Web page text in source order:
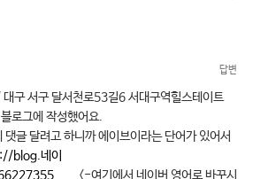
답변
서구 달서천로53길6 서대구역힐스테이트
로그에 작성했어요.
글 달려고 하니까 에이브이라는 단어가 있어서
blog.네이
<-여기에서 네이버 영어로 바꾸시